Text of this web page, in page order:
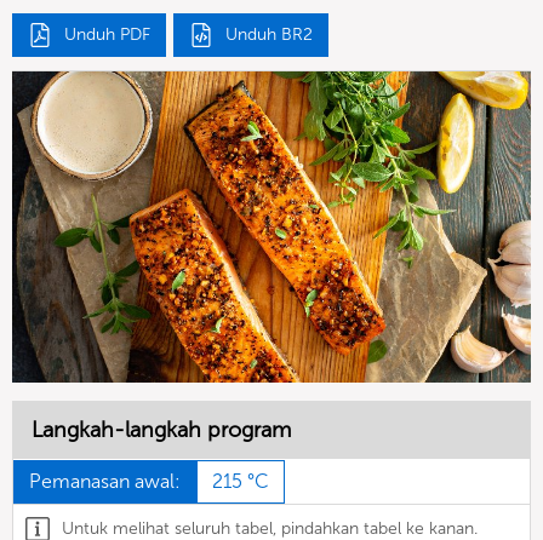
Unduh PDF Unduh BR2
Langkah-langkah program
Pemanasan awal: 215 °C
Untuk melihat seluruh tabel, pindahkan tabel ke kanan.